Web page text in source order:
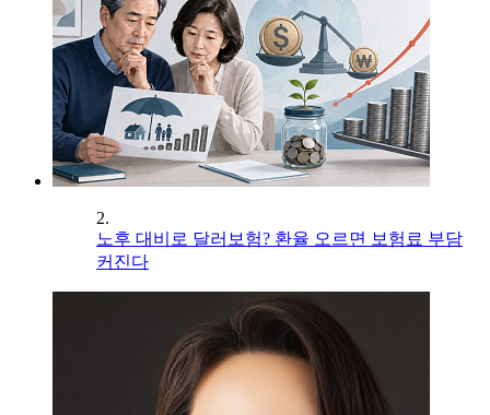
2.
노후 대비로 달러보험? 환율 오르면 보험료 부담
커진다